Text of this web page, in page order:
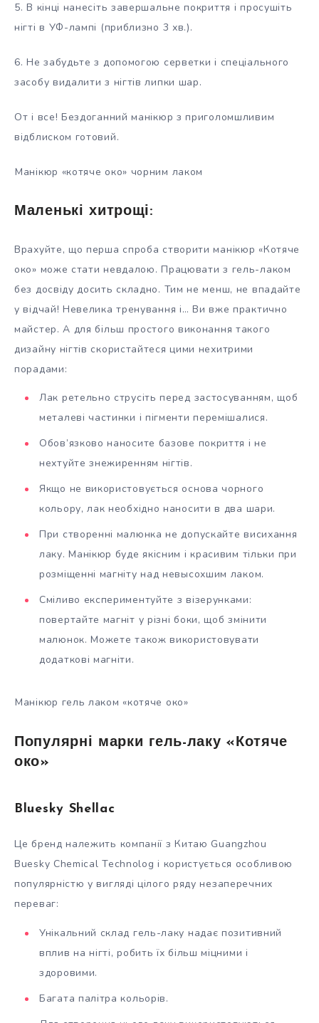
5. В кінці нанесіть завершальне покриття і просушіть
нігті в УФ-лампі (приблизно 3 хв.).
6. Не забудьте з допомогою серветки і спеціального
засобу видалити з нігтів липки шар.
От і все! Бездоганний манікюр з приголомшливим
відблиском готовий.
Манікюр «котяче око» чорним лаком
Маленькі хитрощі:
Врахуйте, що перша спроба створити манікюр «Котяче
око» може стати невдалою. Працювати з гель-лаком
без досвіду досить складно. Тим не менш, не впадайте
у відчай! Невелика тренування і… Ви вже практично
майстер. А для більш простого виконання такого
дизайну нігтів скористайтеся цими нехитрими
порадами:
Лак ретельно струсіть перед застосуванням, щоб
металеві частинки і пігменти перемішалися.
Обов’язково наносите базове покриття і не
нехтуйте знежиренням нігтів.
Якщо не використовується основа чорного
кольору, лак необхідно наносити в два шари.
При створенні малюнка не допускайте висихання
лаку. Манікюр буде якісним і красивим тільки при
розміщенні магніту над невысохшим лаком.
Сміливо експериментуйте з візерунками:
повертайте магніт у різні боки, щоб змінити
малюнок. Можете також використовувати
додаткові магніти.
Манікюр гель лаком «котяче око»
Популярні марки гель-лаку «Котяче
око»
Bluesky Shellac
Це бренд належить компанії з Китаю Guangzhou
Buesky Chemical Technolog і користується особливою
популярністю у вигляді цілого ряду незаперечних
переваг:
Унікальний склад гель-лаку надає позитивний
вплив на нігті, робить їх більш міцними і
здоровими.
Багата палітра кольорів.